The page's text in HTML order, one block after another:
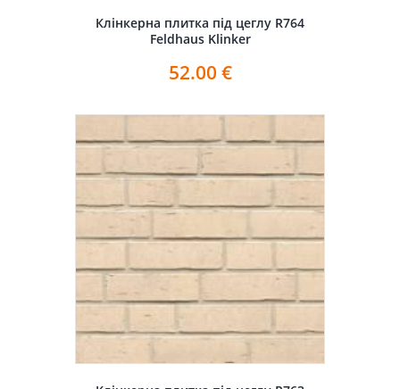
Клінкерна плитка під цеглу R764
Feldhaus Klinker
52.00 €